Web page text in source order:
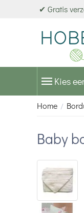
✔ Gratis
Kies
Home /
Baby